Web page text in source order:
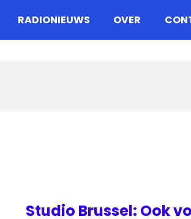
RADIONIEUWS OVER
Studio Brussel: Ook